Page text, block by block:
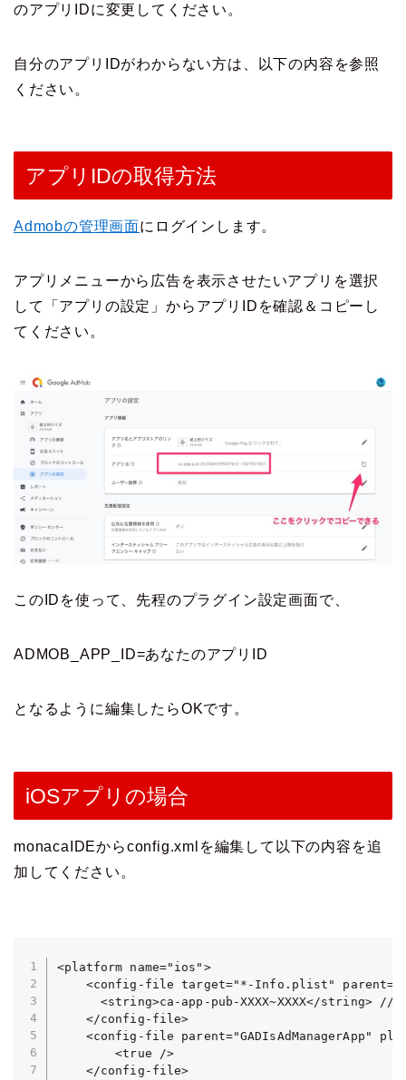
のアプリIDに変更してください。
自分のアプリIDがわからない方は、以下の内容を参照
ください。
アプリIDの取得方法
Admobの管理画面にログインします。
アプリメニューから広告を表示させたいアプリを選択
して「アプリの設定」からアプリIDを確認＆コピーし
てください。
このIDを使って、先程のプラグイン設定画面で、
ADMOB_APP_ID=あなたのアプリID
となるように編集したらOKです。
iOSアプリの場合
monacaIDEからconfig.xmlを編集して以下の内容を追
加してください。
<platform name="ios">
<config-file target="*-Info.plist"
<string>ca-app-pub-XXXX~XXXX</string> //
    </config-file>
<config-file parent="GADIsAdManagerApp"
        <true />
    </config-file>